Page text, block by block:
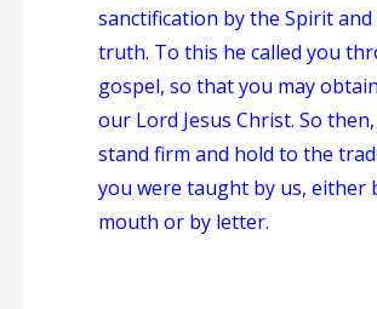
sanctification by the Spirit
truth. To this he called you
gospel, so that you may
our Lord Jesus Christ. So
stand firm and hold to the
you were taught by us, either
mouth or by letter.